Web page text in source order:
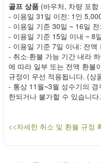
골프 상품 (바우처, 차량 포
- 이용일 31일 이전: 1인
- 이용일 기준 30일 ~ 16일
- 이용일 기준 15일 이내 ~ 8
- 이용일 기준 7일 이내: 전액
- 취소·환불 가능 기간 내라
에 따라 일부 또는 전액 환불
규정이 우선 적용됩니다. (상
- 통상 11월~3월 성수기의 경
한되거나 불가할 수 있습니다.
<<자세한 취소 및 환불 규정